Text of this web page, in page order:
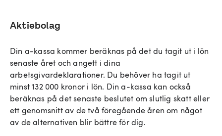
Aktiebolag
Din a-kassa kommer beräknas på det du tagit ut i lön
senaste året och angett i dina
arbetsgivardeklarationer. Du behöver ha tagit ut
minst 132 000 kronor i lön. Din a-kassa kan också
beräknas på det senaste beslutet om slutlig skatt eller
ett genomsnitt av de två föregående åren om något
av de alternativen blir bättre för dig.